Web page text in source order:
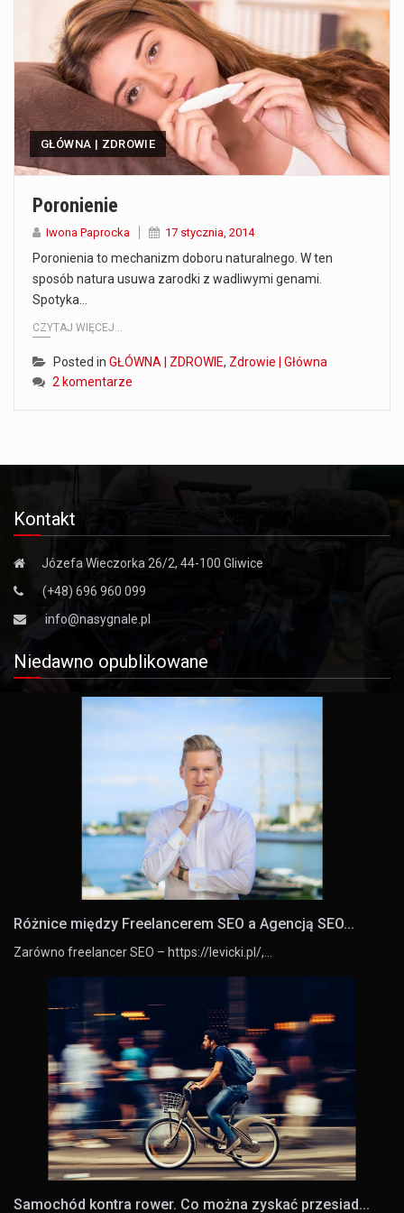
Co to jest serwis Aktualności Polska dzisiaj? Serwis Aktualności Polska dzisiaj to żywy i nowoczesny portal, który dostarcza najświeższe wieści z kraju i zagranicy. Obejmuje…
Co to jest cyberbezpieczeństwo w sieci? Cyberbezpieczeństwo w Internecie stanowi istotny element ochrony systemów informacyjnych. Jego zasadniczym celem jest zabezpieczenie przed różnorodnymi cyberzagrożeniami oraz ryzykiem,…
Czym były starożytne igrzyska olimpijskie w Grecji? Starożytne igrzyska olimpijskie odgrywały kluczową rolę w dziejach Grecji. Co cztery lata, w pięknej Olimpii, odbywały się te…
GŁÓWNA | ZDROWIE
Poronienie
Iwona Paprocka 17 stycznia, 2014
Poronienia to mechanizm doboru naturalnego. W ten
sposób natura usuwa zarodki z wadliwymi genami.
Spotyka…
CZYTAJ WIĘCEJ...
Posted in GŁÓWNA | ZDROWIE, Zdrowie | Główna
2 komentarze
Kontakt
Józefa Wieczorka 26/2, 44-100 Gliwice
(+48) 696 960 099
info@nasygnale.pl
Niedawno opublikowane
Różnice między Freelancerem SEO a Agencją SEO...
Zarówno freelancer SEO – https://levicki.pl/,…
Samochód kontra rower. Co można zyskać przesiad...